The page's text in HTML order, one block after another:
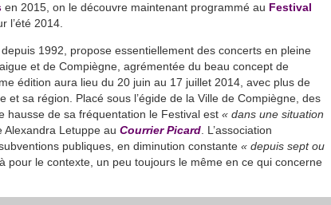
en 2015, on le découvre maintenant programmé au Festival
l’été 2014.
1992, propose essentiellement des concerts en pleine
et de Compiègne, agrémentée du beau concept de
édition aura lieu du 20 juin au 17 juillet 2014, avec plus de
sa région. Placé sous l’égide de la Ville de Compiègne, des
hausse de sa fréquentation le Festival est « dans une situation
Alexandra Letuppe au Courrier Picard. L’association
publiques, en diminution constante « depuis sept ou
pour le contexte, un peu toujours le même en ce qui concerne